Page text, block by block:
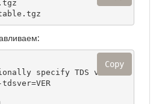
specify TDS version
Copy